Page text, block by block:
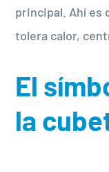
principal. Ahí es
tolera calor,
El
la